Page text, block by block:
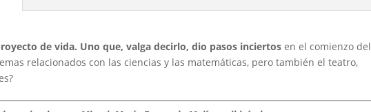
de vida. Uno que, valga decirlo, dio pasos inciertos en el comienzo del
relacionados con las ciencias y las matemáticas, pero también el teatro,